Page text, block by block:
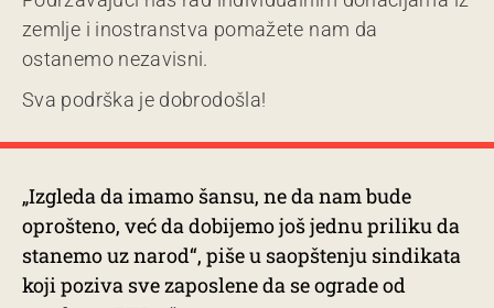
zemlje i inostranstva pomažete nam da
ostanemo nezavisni.
Sva podrška je dobrodošla!
„Izgleda da imamo šansu, ne da nam bude
oprošteno, već da dobijemo još jednu priliku da
stanemo uz narod“, piše u saopštenju sindikata
koji poziva sve zaposlene da se ograde od